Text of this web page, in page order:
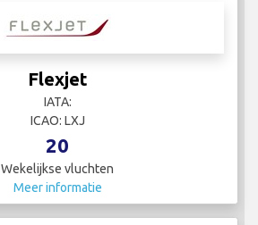
Flexjet
IATA:
ICAO: LXJ
20
Wekelijkse vluchten
Meer informatie